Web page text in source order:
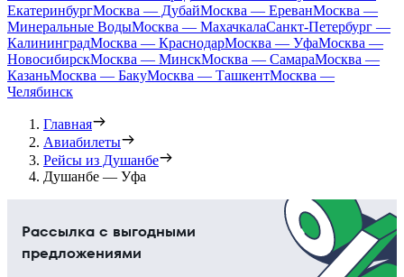
ЕкатеринбургМосква — ДубайМосква — ЕреванМосква —
Минеральные ВодыМосква — МахачкалаСанкт-Петербург —
КалининградМосква — КраснодарМосква — УфаМосква —
НовосибирскМосква — МинскМосква — СамараМосква —
КазаньМосква — БакуМосква — ТашкентМосква —
Челябинск
Главная
Авиабилеты
Рейсы из Душанбе
Душанбе — Уфа
Рассылка с выгодными
предложениями